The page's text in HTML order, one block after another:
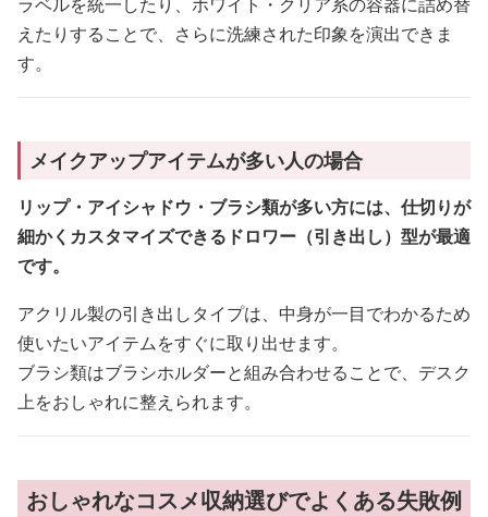
えたりすることで、さらに洗練された印象を演出できま
す。
メイクアップアイテムが多い人の場合
リップ・アイシャドウ・ブラシ類が多い方には、仕切りが
細かくカスタマイズできるドロワー（引き出し）型が最適
です。
アクリル製の引き出しタイプは、中身が一目でわかるため
使いたいアイテムをすぐに取り出せます。
ブラシ類はブラシホルダーと組み合わせることで、デスク
上をおしゃれに整えられます。
おしゃれなコスメ収納選びでよくある失敗例